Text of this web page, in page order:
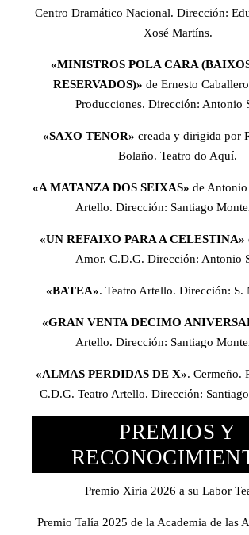
Centro Dramático Nacional. Dirección:
Xosé Martíns.
«MINISTROS POLA CARA
RESERVADOS)» de Ernesto
Producciones. Dirección: Antonio
«SAXO TENOR» creada y dirigida por
Bolaño. Teatro do Aquí.
«A MATANZA DOS SEIXAS» de
Artello. Dirección: Santiago
«UN REFAIXO PARA A CELESTINA»
Amor. C.D.G. Dirección: Antonio
«BATEA». Teatro Artello. Dirección: S.
«GRAN VENTA DECIMO
Artello. Dirección: Santiago
«ALMAS PERDIDAS DE X». Cermeño.
C.D.G. Teatro Artello. Dirección:
PREMIOS Y
Premio Xiria 2026 a su Labor
Premio Talía 2025 de la Academia de las